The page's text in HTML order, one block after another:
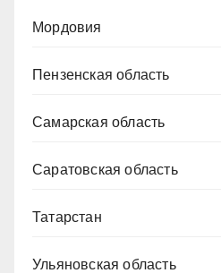
Мордовия
Пензенская область
Самарская область
Саратовская область
Татарстан
Ульяновская область